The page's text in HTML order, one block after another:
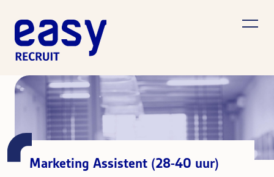
Marketing Assistent (28-40 uur)